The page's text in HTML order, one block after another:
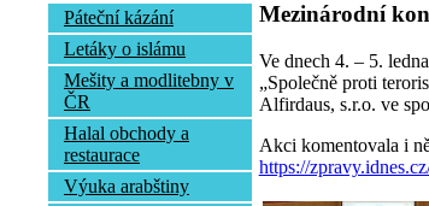
Páteční kázání
Letáky o islámu
Mešity a modlitebny v
ČR
Halal obchody a
restaurace
Výuka arabštiny
Mezinárodní
Ve dnech 4. – 5.
„Společně proti
Alfirdaus, s.r.o. ve
Akci komentovala i
https://